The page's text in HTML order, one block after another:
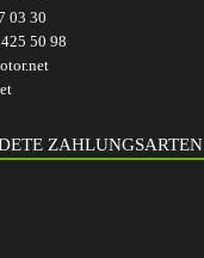
03 30
50 98
ZAHLUNGSARTEN